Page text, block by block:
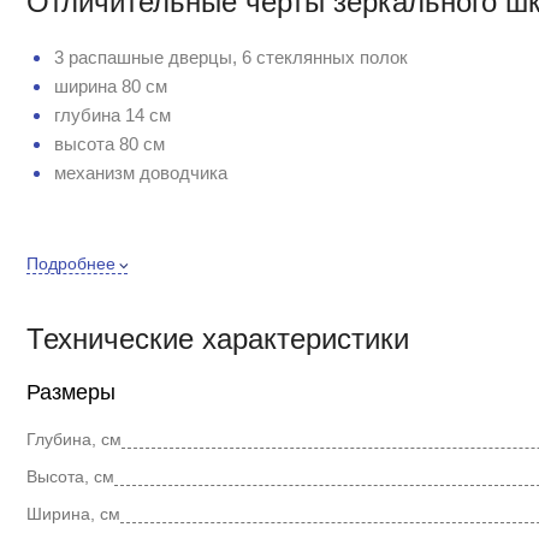
3 распашные дверцы, 6 стеклянных полок
ширина 80 см
глубина 14 см
высота 80 см
механизм доводчика
Купить зеркальный шкаф Marka One Mix 80 см по
Подробнее
Технические характеристики
Размеры
Глубина, см
Высота, см
Ширина, см